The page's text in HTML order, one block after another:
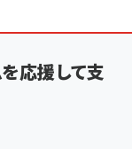
応援して支